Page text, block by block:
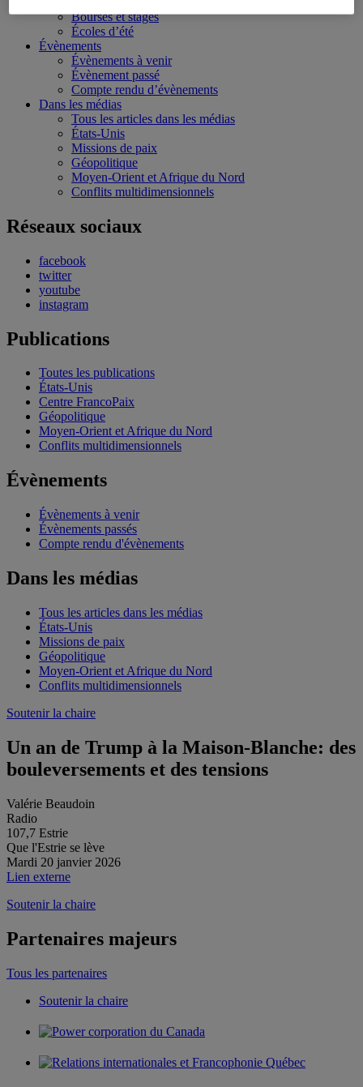
Bourses et stages
Écoles d’été
Évènements
Évènements à venir
Évènement passé
Compte rendu d’évènements
Dans les médias
Tous les articles dans les médias
États-Unis
Missions de paix
Géopolitique
Moyen-Orient et Afrique du Nord
Conflits multidimensionnels
Réseaux sociaux
facebook
twitter
youtube
instagram
Publications
Toutes les publications
États-Unis
Centre FrancoPaix
Géopolitique
Moyen-Orient et Afrique du Nord
Conflits multidimensionnels
Évènements
Évènements à venir
Évènements passés
Compte rendu d'évènements
Dans les médias
Tous les articles dans les médias
États-Unis
Missions de paix
Géopolitique
Moyen-Orient et Afrique du Nord
Conflits multidimensionnels
Soutenir la chaire
Un an de Trump à la Maison-Blanche: des
bouleversements et des tensions
Valérie Beaudoin
Radio
107,7 Estrie
Que l'Estrie se lève
Mardi 20 janvier 2026
Lien externe
Soutenir la chaire
Partenaires majeurs
Tous les partenaires
Soutenir la chaire